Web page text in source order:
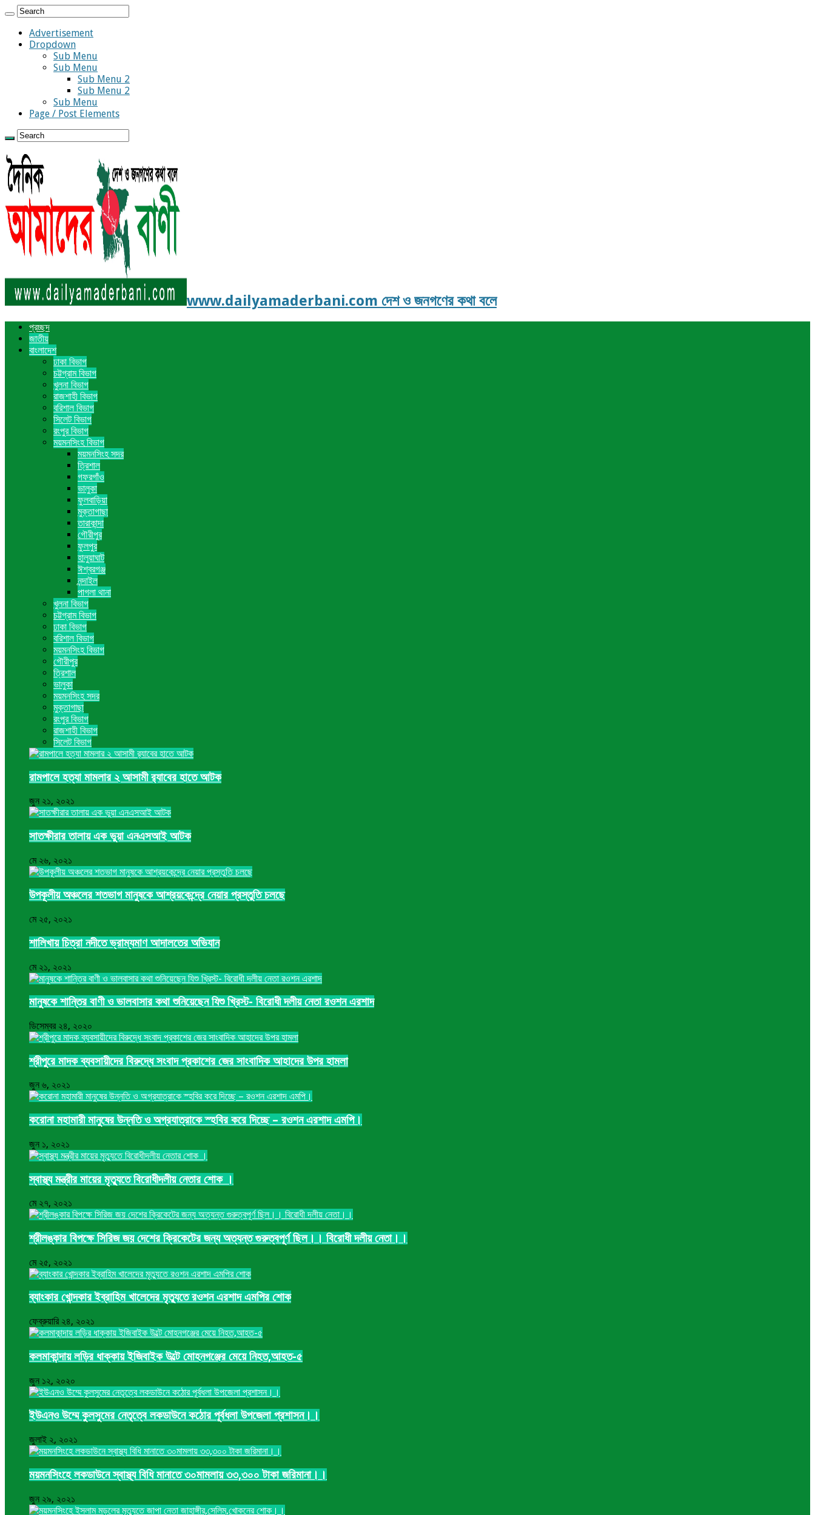
Advertisement
Dropdown
Sub Menu
Sub Menu
Sub Menu 2
Sub Menu 2
Sub Menu
Page / Post Elements
www.dailyamaderbani.com দেশ ও জনগণের কথা বলে
প্রচ্ছদ
জাতীয়
বাংলাদেশ
ঢাকা বিভাগ
চট্টগ্রাম বিভাগ
খুলনা বিভাগ
রাজশাহী বিভাগ
বরিশাল বিভাগ
সিলেট বিভাগ
রংপুর বিভাগ
ময়মনসিংহ বিভাগ
ময়মনসিংহ সদর
ত্রিশাল
গফরগাঁও
ভালুকা
ফুলবাড়িয়া
মুক্তাগাছা
তারাকান্দা
গৌরীপুর
ফুলপুর
হালুয়াঘাট
ঈশ্বরগঞ্জ
নন্দাইল
পাগলা থানা
খুলনা বিভাগ
চট্টগ্রাম বিভাগ
ঢাকা বিভাগ
বরিশাল বিভাগ
ময়মনসিংহ বিভাগ
গৌরীপুর
ত্রিশাল
ভালুকা
ময়মনসিংহ সদর
মুক্তাগাছা
রংপুর বিভাগ
রাজশাহী বিভাগ
সিলেট বিভাগ
রামপালে হত্যা মামলার ২ আসামী র‍্যাবের হাতে আটক
জুন ২১, ২০২১
সাতক্ষীরার তালায় এক ভুয়া এনএসআই আটক
মে ২৬, ২০২১
উপকূলীয় অঞ্চলের শতভাগ মানুষকে আশ্রয়কেন্দ্রে নেয়ার প্রস্তুতি চলছে
মে ২৫, ২০২১
শালিখায় চিত্রা নদীতে ভ্রাম্যমাণ আদালতের অভিযান
মে ২১, ২০২১
মানুষকে শান্তির বাণী ও ভালবাসার কথা শুনিয়েছেন যিশু খ্রিস্ট- বিরোধী দলীয় নেতা রওশন এরশাদ
ডিসেম্বর ২৪, ২০২০
শ্রীপুরে মাদক ব্যবসায়ীদের বিরুদ্ধে সংবাদ প্রকাশের জের সাংবাদিক আহাদের উপর হামলা
জুন ৬, ২০২১
করোনা মহামারী মানুষের উন্নতি ও অগ্রযাত্রাকে স্হবির করে দিচ্ছে – রওশন এরশাদ এমপি।
জুন ১, ২০২১
স্বাস্থ্য মন্ত্রীর মায়ের মৃত্যুতে বিরোধীদলীয় নেতার শোক ।
মে ২৭, ২০২১
শ্রীলঙ্কার বিপক্ষে সিরিজ জয় দেশের ক্রিকেটের জন্য অত্যন্ত গুরুত্বপূর্ণ ছিল।। বিরোধী দলীয় নেতা।।
মে ২৫, ২০২১
ব্যাংকার খোন্দকার ইব্রাহিম খালেদের মৃত্যুতে রওশন এরশাদ এমপির শোক
ফেব্রুয়ারি ২৪, ২০২১
কলমাকান্দায় লড়ির ধাক্কায় ইজিবাইক উল্টে মোহনগঞ্জের মেয়ে নিহত,আহত-৫
জুন ১২, ২০২০
ইউএনও উম্মে কুলসুমের নেতৃত্বে লকডাউনে কঠোর পূর্বধলা উপজেলা প্রশাসন।।
জুলাই ২, ২০২১
ময়মনসিংহে লকডাউনে স্বাস্থ্য বিধি মানাতে ৩০মামলায় ৩৩,৩০০ টাকা জরিমানা।।
জুন ২৯, ২০২১